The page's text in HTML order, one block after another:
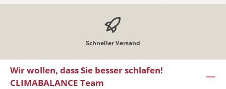
Schneller Versand
Wir wollen, dass Sie besser schlafen!
CLIMABALANCE Team